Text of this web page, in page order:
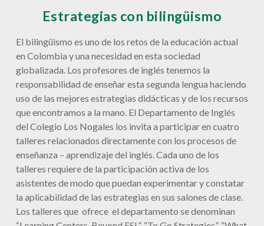
Estrategias con bilingüismo
El bilingüismo es uno de los retos de la educación actual
en Colombia y una necesidad en esta sociedad
globalizada. Los profesores de inglés tenemos la
responsabilidad de enseñar esta segunda lengua haciendo
uso de las mejores estrategias didácticas y de los recursos
que encontramos a la mano. El Departamento de Inglés
del Colegio Los Nogales los invita a participar en cuatro
talleres relacionados directamente con los procesos de
enseñanza – aprendizaje del inglés. Cada uno de los
talleres requiere de la participación activa de los
asistentes de modo que puedan experimentar y constatar
la aplicabilidad de las estrategias en sus salones de clase.
Los talleres que ofrece el departamento se denominan